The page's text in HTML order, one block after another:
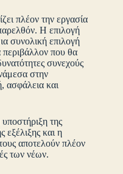
πλέον την εργασία
Η επιλογή
συνολική επιλογή
περιβάλλον που θα
συνεχούς
στην
ασφάλεια και
της
εξέλιξης και η
αποτελούν πλέον
των νέων.